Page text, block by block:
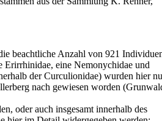
beachtliche Anzahl von 921
eine Nemonychidae und
der Curculionidae) wurden hier
nach­ gewiesen worden
oder auch insgesamt innerhalb des